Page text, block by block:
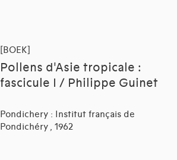
[BOEK]
Pollens d'Asie tropicale :
fascicule I / Philippe Guinet
Pondichery : Institut français de
Pondichéry , 1962